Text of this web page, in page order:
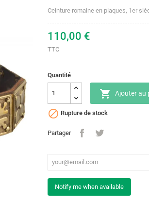
Ceinture romaine en plaques, 1er
110,00 €
TTC
Quantité
 Ajouter au
 Rupture de stock
Partager
Notify me when available